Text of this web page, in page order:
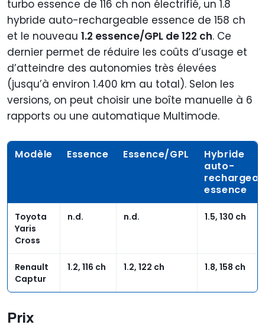
turbo essence de 116 ch non électrifié, un 1.8
hybride auto-rechargeable essence de 158 ch
et le nouveau 1.2 essence/GPL de 122 ch. Ce
dernier permet de réduire les coûts d’usage et
d’atteindre des autonomies très élevées
(jusqu’à environ 1.400 km au total). Selon les
versions, on peut choisir une boîte manuelle à 6
rapports ou une automatique Multimode.
Modèle Essence Essence/GPL
Hybride
auto-
essence
Toyota
Yaris
Cross
n.d. n.d. 1.5, 130 ch
Renault
Captur
1.2, 116 ch 1.2, 122 ch 1.8, 158 ch
Prix